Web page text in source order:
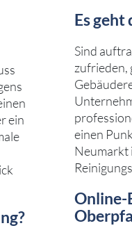
ein
Es geht
Sind
zufrieden,
einen
Neumarkt
Online-